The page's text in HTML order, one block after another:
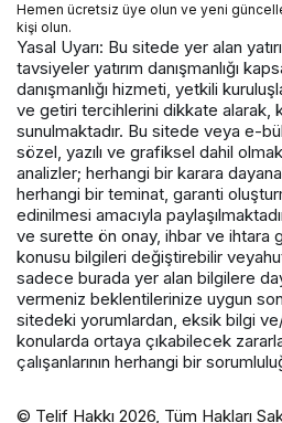
Hemen ücretsiz üye olun ve yeni
kişi olun.
Yasal Uyarı: Bu sitede yer alan
tavsiyeler yatırım danışmanlığı
danışmanlığı hizmeti, yetkili
ve getiri tercihlerini dikkate alarak,
sunulmaktadır. Bu sitede veya e-
sözel, yazılı ve grafiksel dahil
analizler; herhangi bir karara
herhangi bir teminat, garanti
edinilmesi amacıyla
ve surette ön onay, ihbar ve ihtara
konusu bilgileri değiştirebilir
sadece burada yer alan bilgilere
vermeniz beklentilerinize uygun
sitedeki yorumlardan, eksik bilgi
konularda ortaya çıkabilecek
çalışanlarının herhangi bir
© Telif Hakkı 2026, Tüm Hakları